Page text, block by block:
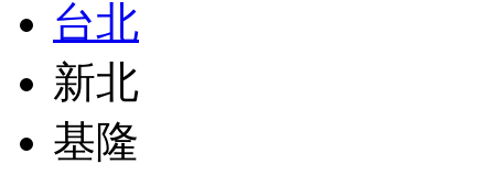
台北
新北
基隆